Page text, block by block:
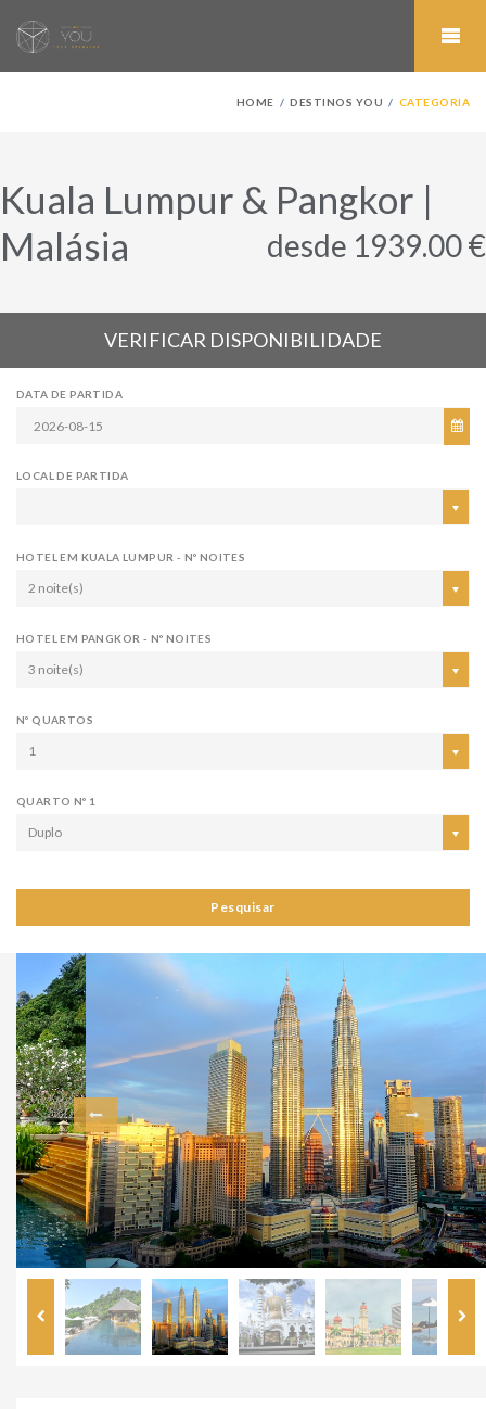
HOME DESTINOS YOU CATEGORIA
Kuala Lumpur & Pangkor |
Malásia
desde 1939.00 €
VERIFICAR DISPONIBILIDADE
DATA DE PARTIDA
LOCAL DE PARTIDA
HOTEL EM KUALA LUMPUR - Nº NOITES
2 noite(s)
HOTEL EM PANGKOR - Nº NOITES
3 noite(s)
Nº QUARTOS
1
QUARTO Nº 1
Duplo
Pesquisar